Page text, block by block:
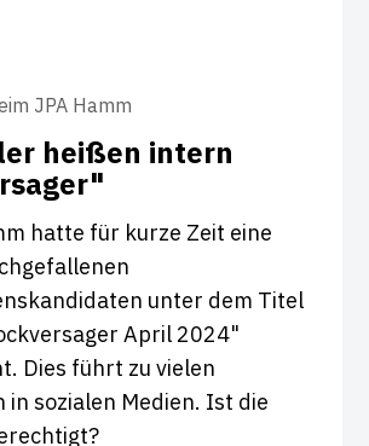
JPA Hamm
heißen intern
hatte für kurze Zeit eine
unter dem Titel
April 2024"
Dies führt zu vielen
in sozialen Medien. Ist die